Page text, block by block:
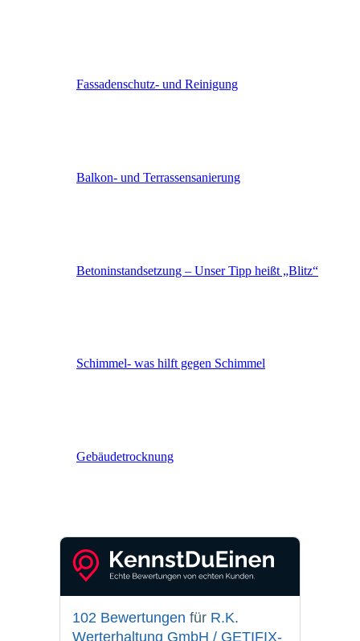
Fassaden­schutz- und Reinigung
Balkon- und Terras­sen­sanierung
Betoninstandsetzung – Unser Tipp heißt „Blitz“
Schimmel- was hilft gegen Schimmel
Gebäude­trocknung
102 Bewertungen für R.K.
Werterhaltung GmbH / GETIFIX-